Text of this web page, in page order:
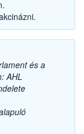
és a
AHL